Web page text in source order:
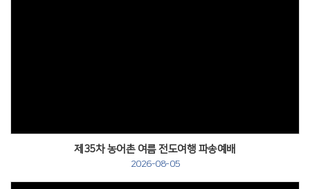
제35차 농어촌 여름 전도여행 파송예배
2026-08-05